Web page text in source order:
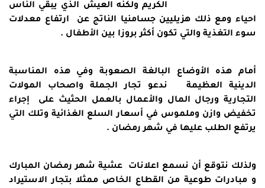
الكريم ولكنه العيش الذي يبقي الناس
احياء ومع ذلك هزيليين جسامنيا الناتج عن ارتفاع معدلات
سوء التغذية والتي تكون أكثر بروزا بين الأطفال .
أمام هذه الأوضاع البالغة الصعوبة وفي هذه المناسبة
الدينية العظيمة ندعو تجار الجملة واصحاب المولات
التجارية ورجال المال والأعمال بالعمل الحثيث على إجراء
تخفيض وازن وملموس في أسعار السلع الغذائية وتلك التي
يرتفع الطلب عليها في شهر رمضان .
ولذلك نتوقع أن نسمع اعلانات عشية شهر رمضان المبارك
و مبادرات طوعية من القطاع الخاص ممثلا بتجار الاستيراد